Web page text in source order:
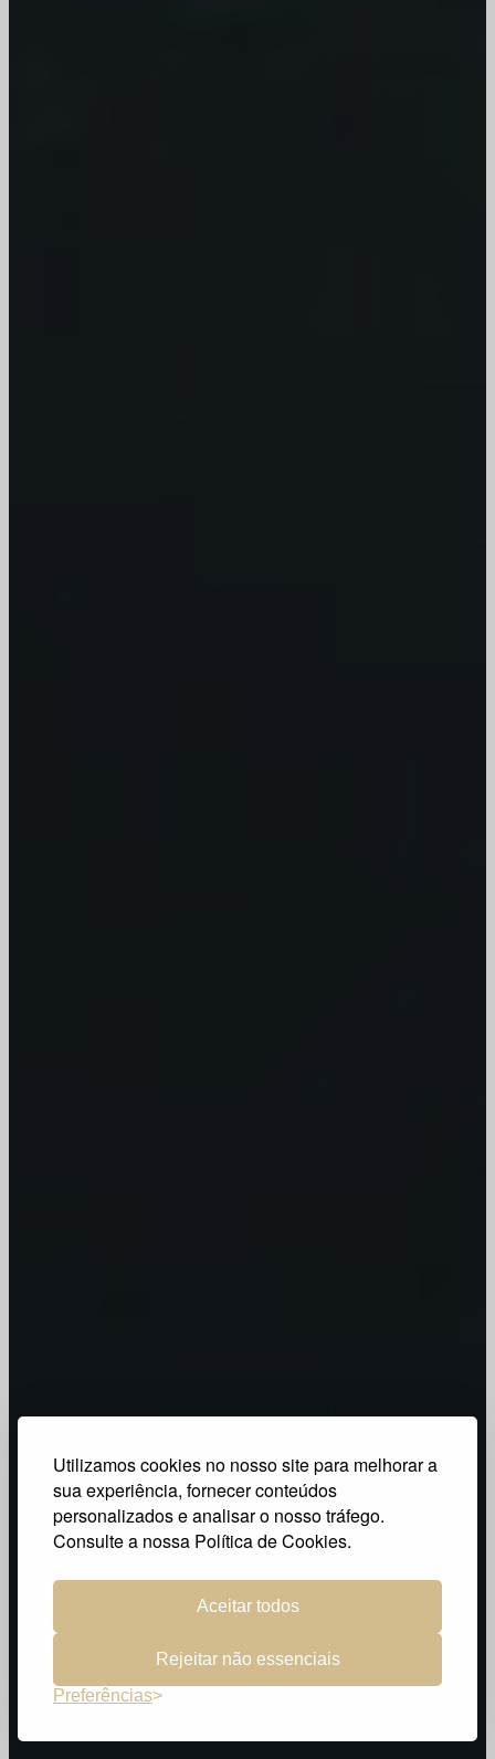
Utilizamos cookies no nosso site para melhorar a
sua experiência, fornecer conteúdos
personalizados e analisar o nosso tráfego.
Consulte a nossa Política de Cookies.
Aceitar todos
Rejeitar não essenciais
Preferências